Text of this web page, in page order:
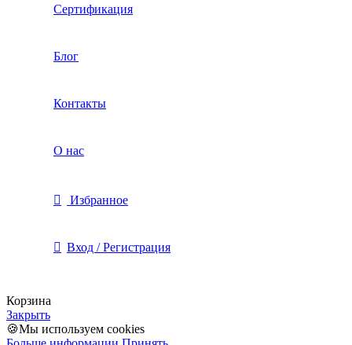
Сертификация
Блог
Контакты
О нас
Избранное
Вход / Регистрация
Корзина
Закрыть
🍪Мы используем cookies